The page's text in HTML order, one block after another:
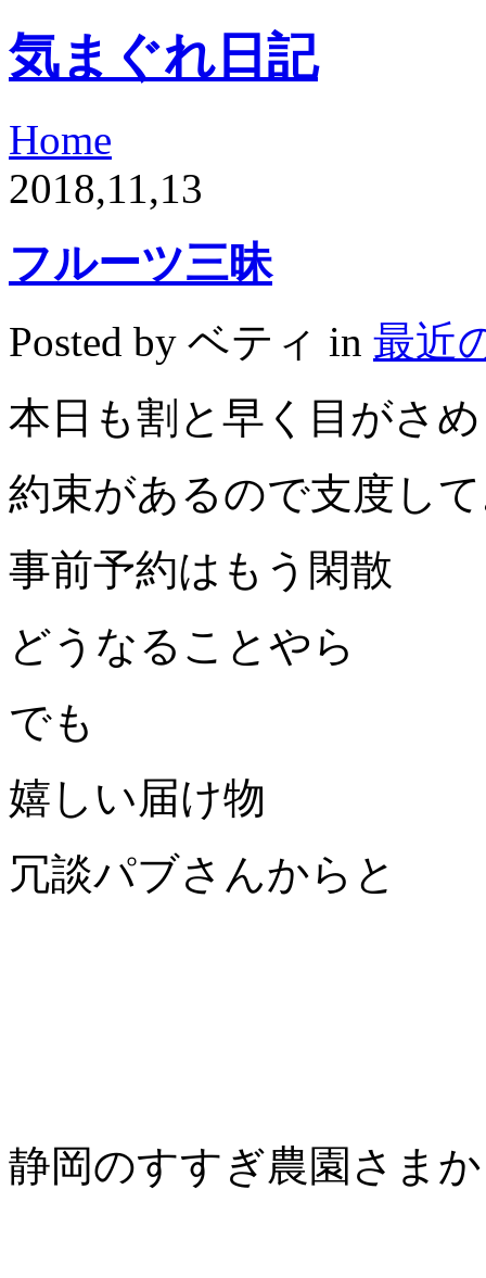
気まぐれ日記
Home
2018,11,13
フルーツ三昧
Posted by ベティ in 最近
本日も割と早く目がさ
約束があるので支度し
事前予約はもう閑散
どうなることやら
でも
嬉しい届け物
冗談パブさんからと
静岡のすすぎ農園さま